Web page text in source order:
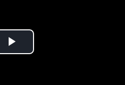
Play Video